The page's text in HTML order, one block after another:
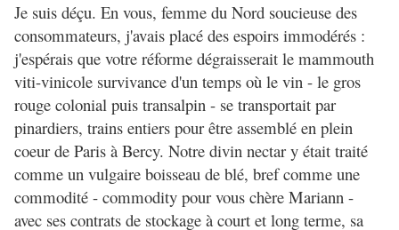
Je suis déçu. En vous, femme du Nord soucieuse des
consommateurs, j'avais placé des espoirs immodérés :
j'espérais que votre réforme dégraisserait le mammouth
viti-vinicole survivance d'un temps où le vin - le gros
rouge colonial puis transalpin - se transportait par
pinardiers, trains entiers pour être assemblé en plein
coeur de Paris à Bercy. Notre divin nectar y était traité
comme un vulgaire boisseau de blé, bref comme une
commodité - commodity pour vous chère Mariann -
avec ses contrats de stockage à court et long terme, sa